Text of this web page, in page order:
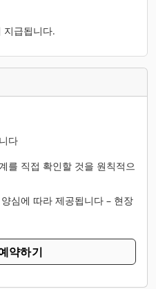
지급됩니다.
다
를 직접 확인할 것을 원칙적으
심에 따라 제공됩니다 – 현장
약하기